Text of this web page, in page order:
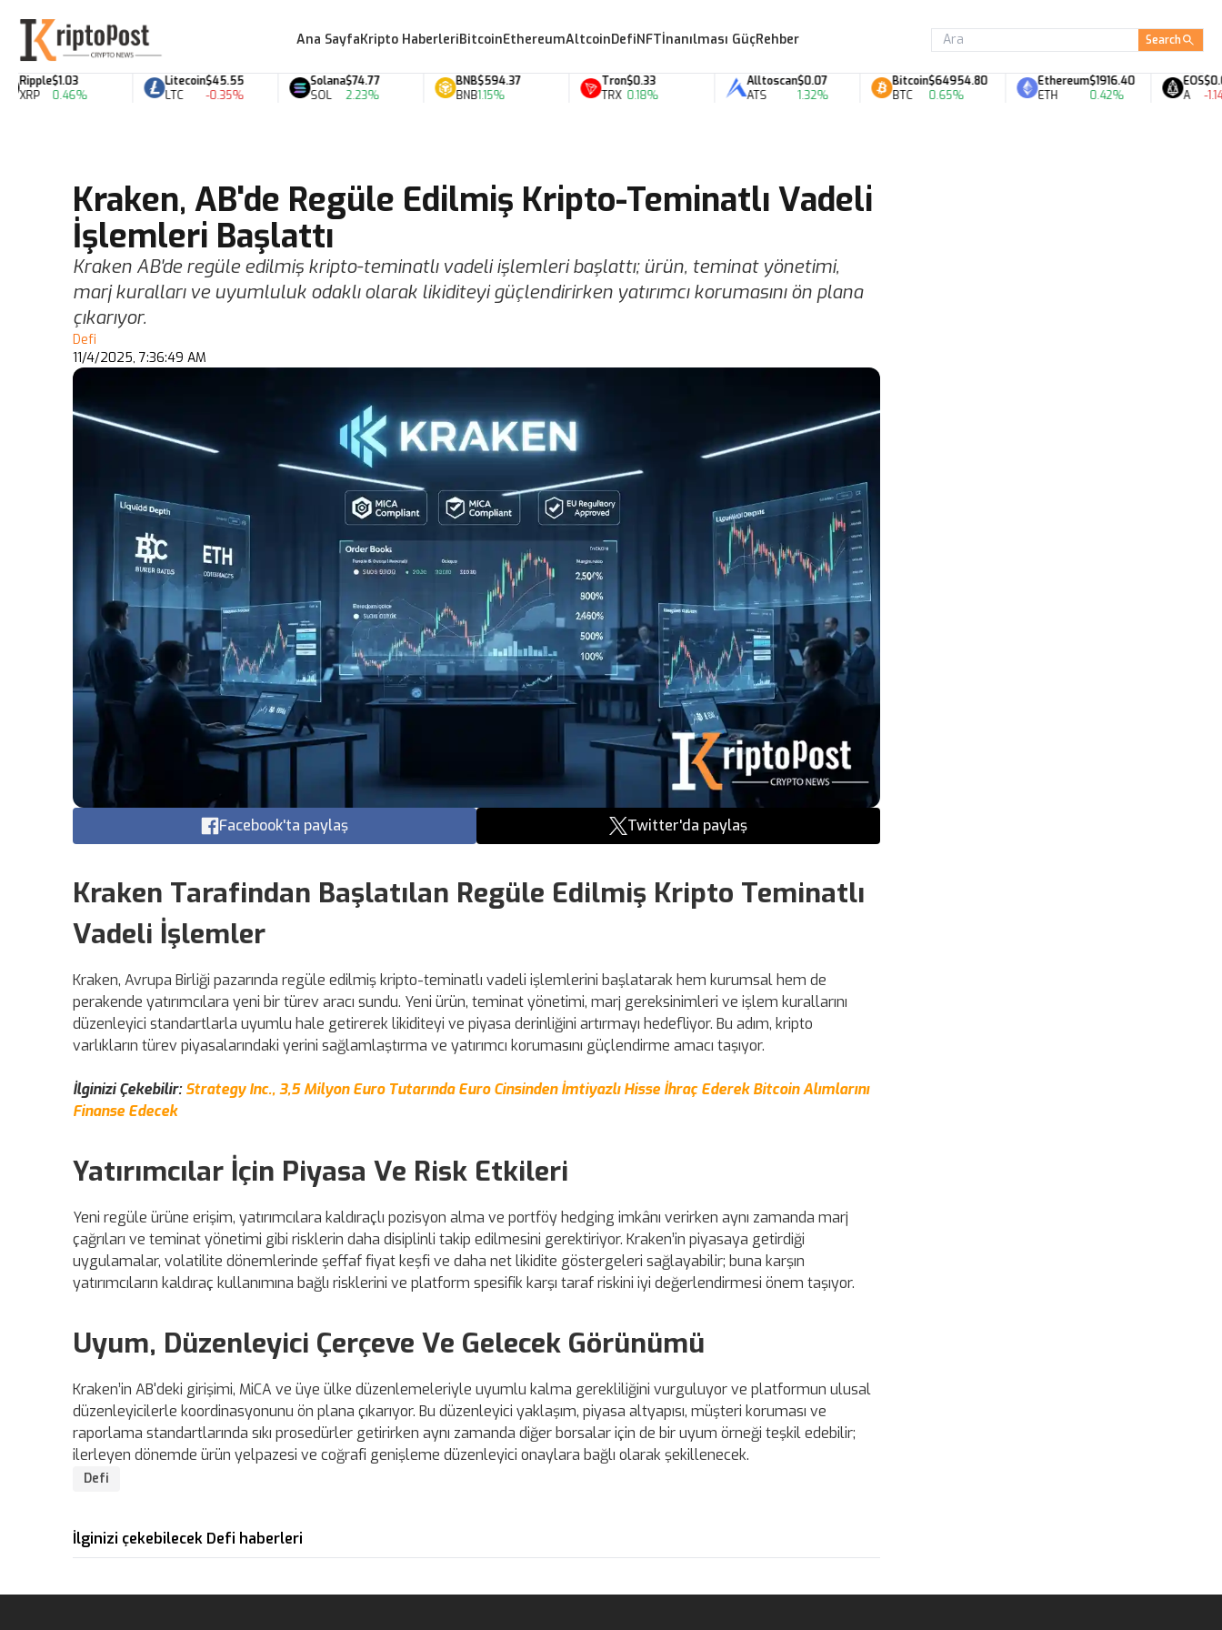
Ana SayfaKripto HaberleriBitcoinEthereumAltcoinDefiNFTİnanılması GüçRehber Search
$1.03
0.46%
Litecoin
LTC
$45.55
-0.35%
Solana
SOL
$74.77
2.23%
BNB
BNB
$594.37
1.15%
Tron
TRX
$0.33
0.18%
Alltoscan
ATS
$0.07
1.32%
Bitcoin
BTC
$64954.80
0.65%
Ethereum
ETH
$1916.40
0.42%
EOS
A
$0.06
-1.14%
Kraken, AB'de Regüle Edilmiş Kripto-Teminatlı Vadeli
İşlemleri Başlattı
Kraken AB'de regüle edilmiş kripto-teminatlı vadeli işlemleri başlattı; ürün, teminat yönetimi,
marj kuralları ve uyumluluk odaklı olarak likiditeyi güçlendirirken yatırımcı korumasını ön plana
çıkarıyor.
Defi
11/4/2025, 7:36:49 AM
Facebook'ta paylaş Twitter'da paylaş
Kraken Tarafindan Başlatılan Regüle Edilmiş Kripto Teminatlı
Vadeli İşlemler
Kraken, Avrupa Birliği pazarında regüle edilmiş kripto-teminatlı vadeli işlemlerini başlatarak hem kurumsal hem de
perakende yatırımcılara yeni bir türev aracı sundu. Yeni ürün, teminat yönetimi, marj gereksinimleri ve işlem kurallarını
düzenleyici standartlarla uyumlu hale getirerek likiditeyi ve piyasa derinliğini artırmayı hedefliyor. Bu adım, kripto
varlıkların türev piyasalarındaki yerini sağlamlaştırma ve yatırımcı korumasını güçlendirme amacı taşıyor.
İlginizi Çekebilir:Strategy Inc., 3,5 Milyon Euro Tutarında Euro Cinsinden İmtiyazlı Hisse İhraç Ederek Bitcoin Alımlarını
Finanse Edecek
Yatırımcılar İçin Piyasa Ve Risk Etkileri
Yeni regüle ürüne erişim, yatırımcılara kaldıraçlı pozisyon alma ve portföy hedging imkânı verirken aynı zamanda marj
çağrıları ve teminat yönetimi gibi risklerin daha disiplinli takip edilmesini gerektiriyor. Kraken’in piyasaya getirdiği
uygulamalar, volatilite dönemlerinde şeffaf fiyat keşfi ve daha net likidite göstergeleri sağlayabilir; buna karşın
yatırımcıların kaldıraç kullanımına bağlı risklerini ve platform spesifik karşı taraf riskini iyi değerlendirmesi önem taşıyor.
Uyum, Düzenleyici Çerçeve Ve Gelecek Görünümü
Kraken’in AB'deki girişimi, MiCA ve üye ülke düzenlemeleriyle uyumlu kalma gerekliliğini vurguluyor ve platformun ulusal
düzenleyicilerle koordinasyonunu ön plana çıkarıyor. Bu düzenleyici yaklaşım, piyasa altyapısı, müşteri koruması ve
raporlama standartlarında sıkı prosedürler getirirken aynı zamanda diğer borsalar için de bir uyum örneği teşkil edebilir;
ilerleyen dönemde ürün yelpazesi ve coğrafi genişleme düzenleyici onaylara bağlı olarak şekillenecek.
Defi
İlginizi çekebilecek Defi haberleri